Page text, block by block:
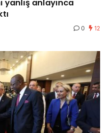
yanlış anlayınca
0 12